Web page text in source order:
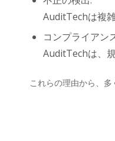
AuditTechは複
コンプライアン
AuditTechは、
これらの理由から、